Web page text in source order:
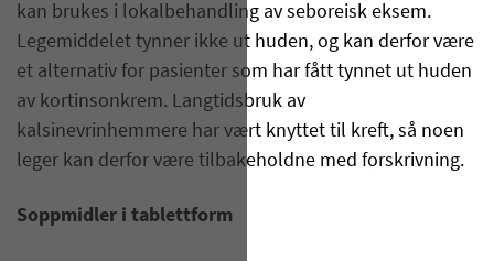
kan brukes i lokalbehandling av seboreisk eksem.
Legemiddelet tynner ikke ut huden, og kan derfor være
et alternativ for pasienter som har fått tynnet ut huden
av kortinsonkrem. Langtidsbruk av
kalsinevrinhemmere har vært knyttet til kreft, så noen
leger kan derfor være tilbakeholdne med forskrivning.
Soppmidler i tablettform